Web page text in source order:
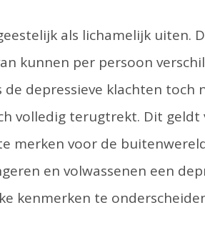
als lichamelijk uiten.
kunnen per persoon
depressieve klachten toch
volledig terugtrekt. Dit geldt
merken voor de
en volwassenen een
kenmerken te